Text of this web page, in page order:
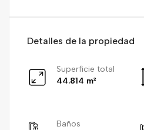
Detalles de la propiedad
Superficie total
44.814 m²
Baños